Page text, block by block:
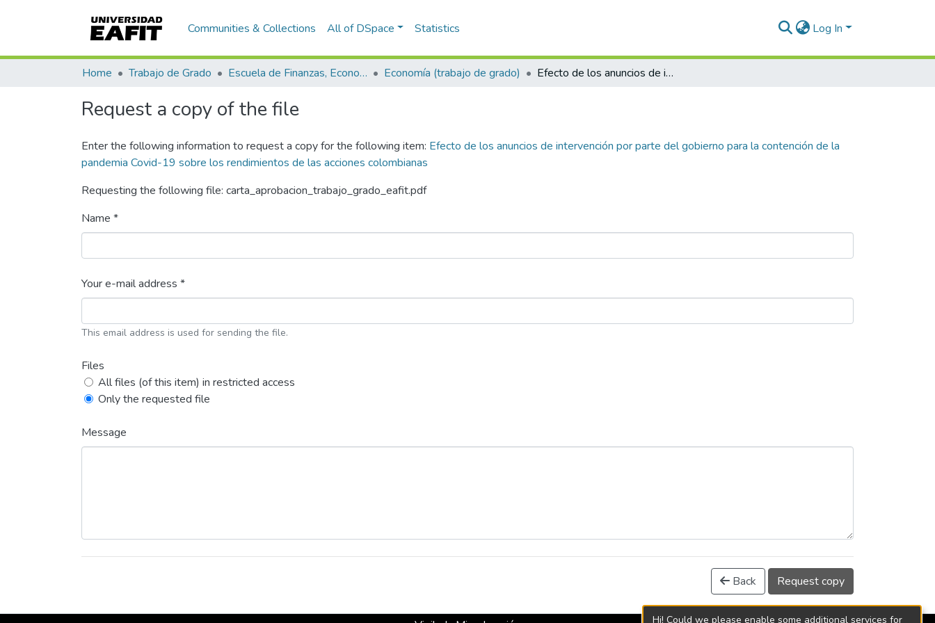
Communities & Collections All of DSpace Statistics Log In
Home Trabajo de Grado Escuela de Finanzas, Economía y Gobierno Economía (trabajo de grado) Efecto de los anuncios de intervención por parte del gobierno para la contención de la pandemia Covid-19 sobre los rendimientos de las acciones colombianas
Request a copy of the file
Enter the following information to request a copy for the following item: Efecto de los anuncios de intervención por parte del gobierno para la contención de la
pandemia Covid-19 sobre los rendimientos de las acciones colombianas
Requesting the following file: carta_aprobacion_trabajo_grado_eafit.pdf
Name *
Your e-mail address *
This email address is used for sending the file.
Files
All files (of this item) in restricted access
Only the requested file
Message
Back Request copy
Hi! Could we please enable some additional services for